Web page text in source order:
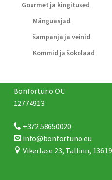
Gourmet ja kingitused
Mänguasjad
šampanja ja veinid
Kommid ja šokolaad
Bonfortuno OÜ
12774913
+372 58650020
info@bonfortuno.eu
Vikerlase 23, Tallinn, 13619